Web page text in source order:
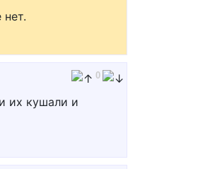
0
их кушали и